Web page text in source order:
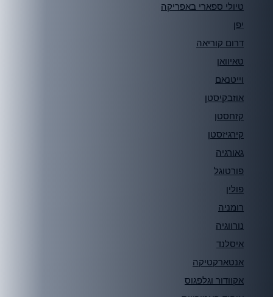
טיולי ספארי באפריקה
דרום קוריאה
טאיוואן
וייטנאם
אוזבקיסטן
קזחסטן
קירגיזסטן
גאורגיה
פורטוגל
פולין
רומניה
נורווגיה
איסלנד
אנטארקטיקה
אקוודור וגלפגוס